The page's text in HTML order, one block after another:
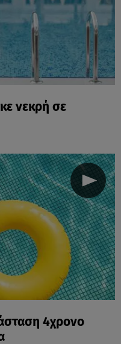
νεκρή σε
4χρονο